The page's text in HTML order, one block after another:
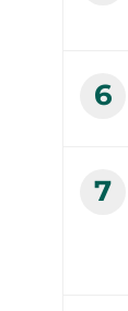
6
7